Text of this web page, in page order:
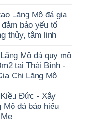
Lăng Mộ đá gia
bảo yếu tố
thủy, tâm linh
Mộ đá quy mô
tại Thái Bình -
Chi Lăng Mộ
Đức - Xây
Mộ đá báo hiếu